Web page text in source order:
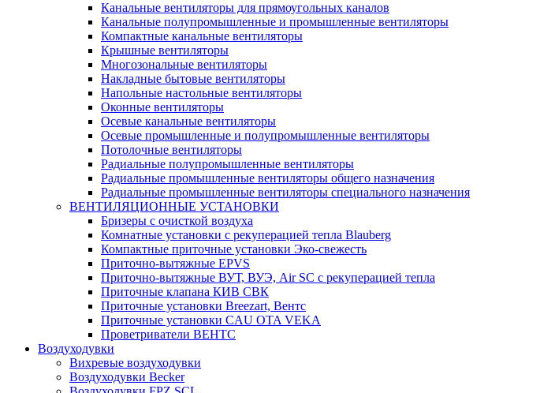
Канальные вентиляторы для прямоугольных каналов
Канальные полупромышленные и промышленные вентиляторы
Компактные канальные вентиляторы
Крышные вентиляторы
Многозональные вентиляторы
Накладные бытовые вентиляторы
Напольные настольные вентиляторы
Оконные вентиляторы
Осевые канальные вентиляторы
Осевые промышленные и полупромышленные вентиляторы
Потолочные вентиляторы
Радиальные полупромышленные вентиляторы
Радиальные промышленные вентиляторы общего назначения
Радиальные промышленные вентиляторы специального назначения
ВЕНТИЛЯЦИОННЫЕ УСТАНОВКИ
Бризеры с очисткой воздуха
Комнатные установки с рекуперацией тепла Blauberg
Компактные приточные установки Эко-свежесть
Приточно-вытяжные EPVS
Приточно-вытяжные ВУТ, ВУЭ, Air SC с рекуперацией тепла
Приточные клапана КИВ СВК
Приточные установки Breezart, Вентс
Приточные установки CAU OTA VEKA
Проветриватели ВЕНТС
Воздуходувки
Вихревые воздуходувки
Воздуходувки Becker